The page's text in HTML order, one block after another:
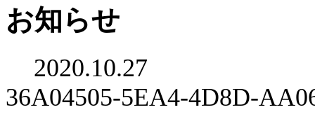
お知らせ
2020.10.27
36A04505-5EA4-4D8D-